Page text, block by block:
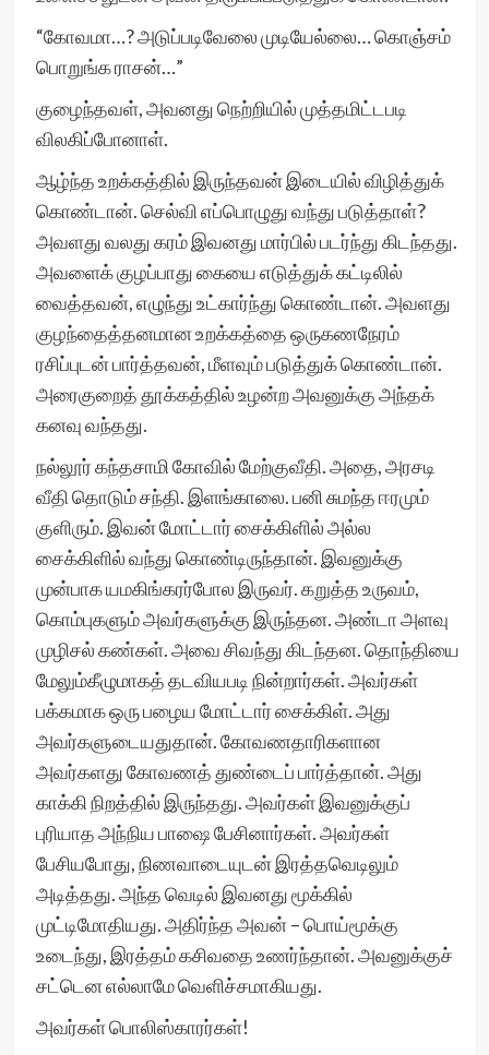
“கோவமா…? அடுப்படிவேலை முடியேல்லை… கொஞ்சம்
பொறுங்க ராசன்…”
குழைந்தவள், அவனது நெற்றியில் முத்தமிட்டபடி
விலகிப்போனாள்.
ஆழ்ந்த உறக்கத்தில் இருந்தவன் இடையில் விழித்துக்
கொண்டான். செல்வி எப்பொழுது வந்து படுத்தாள்?
அவளது வலது கரம் இவனது மார்பில் படர்ந்து கிடந்தது.
அவளைக் குழப்பாது கையை எடுத்துக் கட்டிலில்
வைத்தவன், எழுந்து உட்கார்ந்து கொண்டான். அவளது
குழந்தைத்தனமான உறக்கத்தை ஒருகணநேரம்
ரசிப்புடன் பார்த்தவன், மீளவும் படுத்துக் கொண்டான்.
அரைகுறைத் தூக்கத்தில் உழன்ற அவனுக்கு அந்தக்
கனவு வந்தது.
நல்லூர் கந்தசாமி கோவில் மேற்குவீதி. அதை, அரசடி
வீதி தொடும் சந்தி. இளங்காலை. பனி சுமந்த ஈரமும்
குளிரும். இவன் மோட்டார் சைக்கிளில் அல்ல
சைக்கிளில் வந்து கொண்டிருந்தான். இவனுக்கு
முன்பாக யமகிங்கரர்போல இருவர். கறுத்த உருவம்,
கொம்புகளும் அவர்களுக்கு இருந்தன. அண்டா அளவு
முழிசல் கண்கள். அவை சிவந்து கிடந்தன. தொந்தியை
மேலும்கீழுமாகத் தடவியபடி நின்றார்கள். அவர்கள்
பக்கமாக ஒரு பழைய மோட்டார் சைக்கிள். அது
அவர்களுடையதுதான். கோவணதாரிகளான
அவர்களது கோவணத் துண்டைப் பார்த்தான். அது
காக்கி நிறத்தில் இருந்தது. அவர்கள் இவனுக்குப்
புரியாத அந்நிய பாஷை பேசினார்கள். அவர்கள்
பேசியபோது, நிணவாடையுடன் இரத்தவெடிலும்
அடித்தது. அந்த வெடில் இவனது மூக்கில்
முட்டிமோதியது. அதிர்ந்த அவன் – பொய்மூக்கு
உடைந்து, இரத்தம் கசிவதை உணர்ந்தான். அவனுக்குச்
சட்டென எல்லாமே வெளிச்சமாகியது.
அவர்கள் பொலிஸ்காரர்கள்!